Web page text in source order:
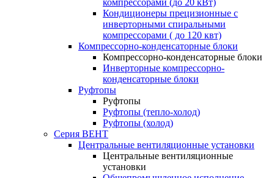
компрессорами (до 20 кВт)
Кондиционеры прецизионные c
инверторными спиральными
компрессорами ( до 120 квт)
Компрессорно-конденсаторные блоки
Компрессорно-конденсаторные блоки
Инверторные компрессорно-
конденсаторные блоки
Руфтопы
Руфтопы
Руфтопы (тепло-холод)
Руфтопы (холод)
Серия ВЕНТ
Центральные вентиляционные установки
Центральные вентиляционные
установки